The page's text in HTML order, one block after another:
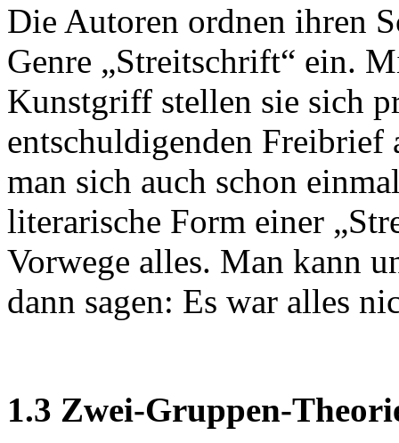
Die Autoren ordnen ihren
Genre „Streitschrift“ ein.
Kunstgriff stellen sie sich
entschuldigenden
man sich auch schon
literarische Form einer
Vorwege alles. Man kann
dann sagen: Es war alles
1.3 Zwei-Gruppen-